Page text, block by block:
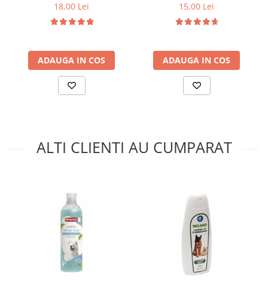
18,00 Lei
ADAUGA IN COS
15,00 Lei
ADAUGA IN COS
ALTI CLIENTI AU CUMPARAT